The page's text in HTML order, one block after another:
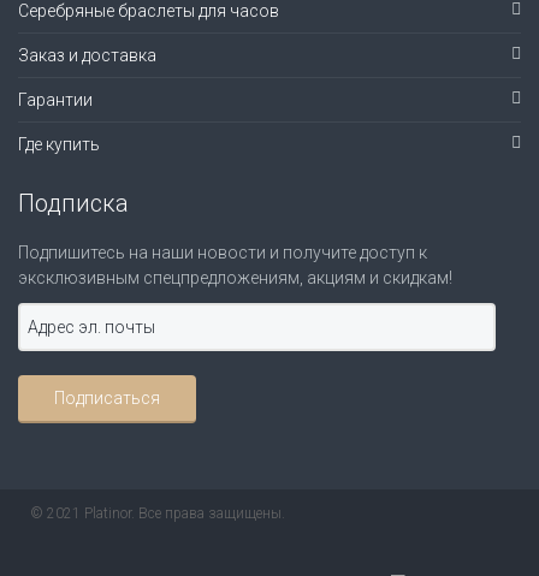
Серебряные браслеты для часов
Заказ и доставка
Гарантии
Где купить
Подписка
Подпишитесь на наши новости и получите доступ к
эксклюзивным спецпредложениям, акциям и скидкам!
© 2021 Platinor. Все права защищены.